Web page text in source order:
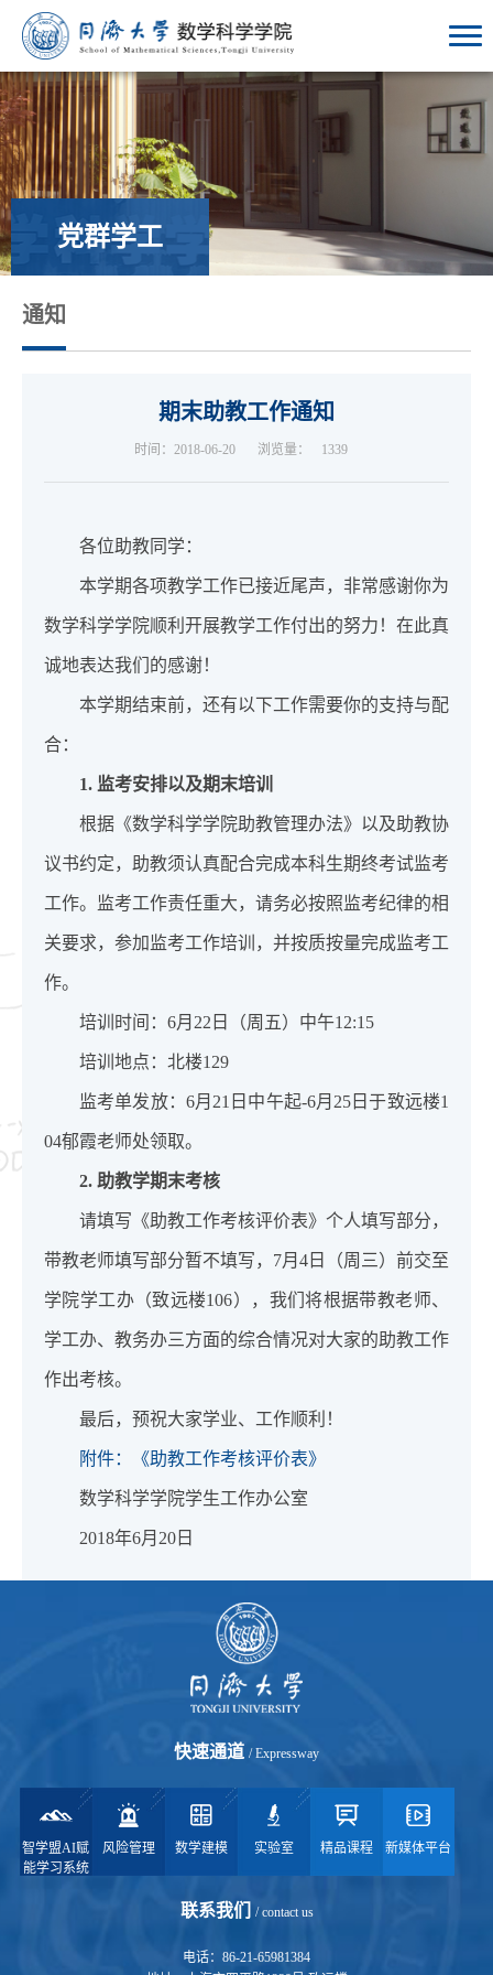
党群学工
通知
期末助教工作通知
时间：2018-06-20 浏览量： 1339
各位助教同学：
本学期各项教学工作已接近尾声，非常感谢你为
数学科学学院顺利开展教学工作付出的努力！在此真
诚地表达我们的感谢！
本学期结束前，还有以下工作需要你的支持与配
合：
1. 监考安排以及期末培训
根据《数学科学学院助教管理办法》以及助教协
议书约定，助教须认真配合完成本科生期终考试监考
工作。监考工作责任重大，请务必按照监考纪律的相
关要求，参加监考工作培训，并按质按量完成监考工
作。
培训时间：6月22日（周五）中午12:15
培训地点：北楼129
监考单发放：6月21日中午起-6月25日于致远楼1
04郁霞老师处领取。
2. 助教学期末考核
请填写《助教工作考核评价表》个人填写部分，
带教老师填写部分暂不填写，7月4日（周三）前交至
学院学工办（致远楼106），我们将根据带教老师、
学工办、教务办三方面的综合情况对大家的助教工作
作出考核。
最后，预祝大家学业、工作顺利！
附件：《助教工作考核评价表》
数学科学学院学生工作办公室
2018年6月20日
快速通道 / Expressway
智学盟AI赋
能学习系统
风险管理 数学建模 实验室 精品课程 新媒体平台
联系我们 / contact us
电话：86-21-65981384